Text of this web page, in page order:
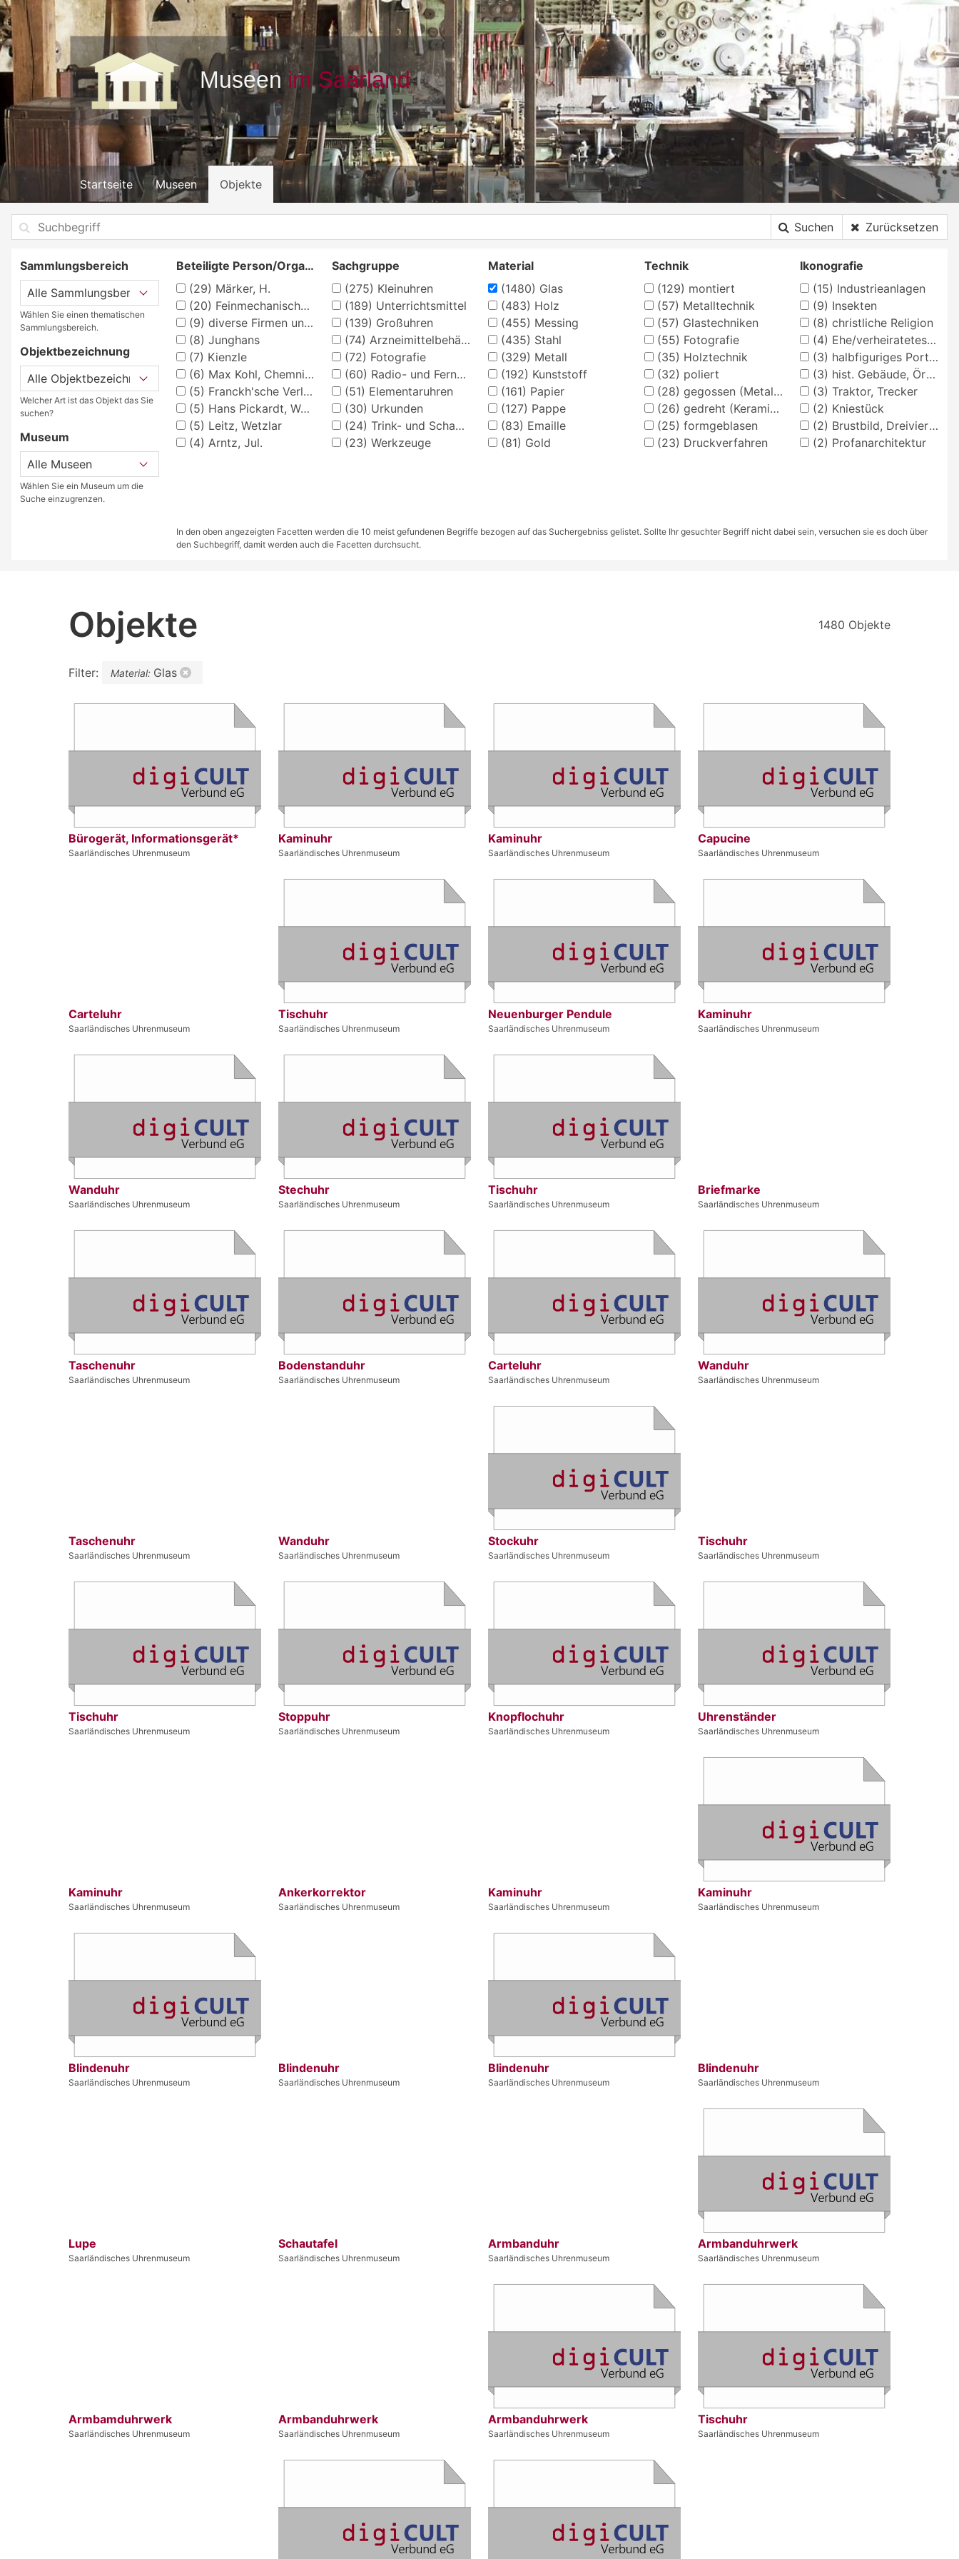
Startseite Museen Objekte
Suchen Zurücksetzen
Sammlungsbereich
Wählen Sie einen thematischen
Sammlungsbereich.
Objektbezeichnung
Welcher Art ist das Objekt das Sie
suchen?
Museum
Wählen Sie ein Museum um die
Suche einzugrenzen.
Beteiligte Person/Organisation
(29) Märker, H.
(20) Feinmechanisches Museum in der Fellenbergmühle
(9) diverse Firmen und Hersteller
(8) Junghans
(7) Kienzle
(6) Max Kohl, Chemnitz
(5) Franckh'sche Verlagshandlung, Stuttgart
(5) Hans Pickardt, Werkstätten für plastische Lehrmittel
(5) Leitz, Wetzlar
(4) Arntz, Jul.
Sachgruppe
(275) Kleinuhren
(189) Unterrichtsmittel
(139) Großuhren
(74) Arzneimittelbehälter
(72) Fotografie
(60) Radio- und Fernsehtechniker
(51) Elementaruhren
(30) Urkunden
(24) Trink- und Schankgeschirr
(23) Werkzeuge
Material
(1480) Glas
(483) Holz
(455) Messing
(435) Stahl
(329) Metall
(192) Kunststoff
(161) Papier
(127) Pappe
(83) Emaille
(81) Gold
Technik
(129) montiert
(57) Metalltechnik
(57) Glastechniken
(55) Fotografie
(35) Holztechnik
(32) poliert
(28) gegossen (Metalltechnik)
(26) gedreht (Keramische Techniken)
(25) formgeblasen
(23) Druckverfahren
Ikonografie
(15) Industrieanlagen
(9) Insekten
(8) christliche Religion
(4) Ehe/verheiratetes Paar
(3) halbfiguriges Porträt
(3) hist. Gebäude, Örtlichkeit, Straße
(3) Traktor, Trecker
(2) Kniestück
(2) Brustbild, Dreiviertelansicht
(2) Profanarchitektur
In den oben angezeigten Facetten werden die 10 meist gefundenen Begriffe bezogen auf das Suchergebniss gelistet. Sollte Ihr gesuchter Begriff nicht dabei sein, versuchen sie es doch über
den Suchbegriff, damit werden auch die Facetten durchsucht.
Objekte 1480 Objekte
Filter: Material: Glas
Bürogerät, Informationsgerät*
Saarländisches Uhrenmuseum
Kaminuhr
Saarländisches Uhrenmuseum
Kaminuhr
Saarländisches Uhrenmuseum
Capucine
Saarländisches Uhrenmuseum
Carteluhr
Saarländisches Uhrenmuseum
Tischuhr
Saarländisches Uhrenmuseum
Neuenburger Pendule
Saarländisches Uhrenmuseum
Kaminuhr
Saarländisches Uhrenmuseum
Wanduhr
Saarländisches Uhrenmuseum
Stechuhr
Saarländisches Uhrenmuseum
Tischuhr
Saarländisches Uhrenmuseum
Briefmarke
Saarländisches Uhrenmuseum
Taschenuhr
Saarländisches Uhrenmuseum
Bodenstanduhr
Saarländisches Uhrenmuseum
Carteluhr
Saarländisches Uhrenmuseum
Wanduhr
Saarländisches Uhrenmuseum
Taschenuhr
Saarländisches Uhrenmuseum
Wanduhr
Saarländisches Uhrenmuseum
Stockuhr
Saarländisches Uhrenmuseum
Tischuhr
Saarländisches Uhrenmuseum
Tischuhr
Saarländisches Uhrenmuseum
Stoppuhr
Saarländisches Uhrenmuseum
Knopflochuhr
Saarländisches Uhrenmuseum
Uhrenständer
Saarländisches Uhrenmuseum
Kaminuhr
Saarländisches Uhrenmuseum
Ankerkorrektor
Saarländisches Uhrenmuseum
Kaminuhr
Saarländisches Uhrenmuseum
Kaminuhr
Saarländisches Uhrenmuseum
Blindenuhr
Saarländisches Uhrenmuseum
Blindenuhr
Saarländisches Uhrenmuseum
Blindenuhr
Saarländisches Uhrenmuseum
Blindenuhr
Saarländisches Uhrenmuseum
Lupe
Saarländisches Uhrenmuseum
Schautafel
Saarländisches Uhrenmuseum
Armbanduhr
Saarländisches Uhrenmuseum
Armbanduhrwerk
Saarländisches Uhrenmuseum
Armbamduhrwerk
Saarländisches Uhrenmuseum
Armbanduhrwerk
Saarländisches Uhrenmuseum
Armbanduhrwerk
Saarländisches Uhrenmuseum
Tischuhr
Saarländisches Uhrenmuseum